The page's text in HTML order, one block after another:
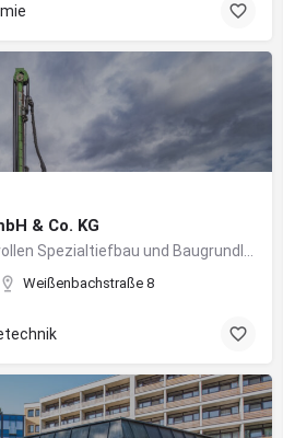
& Co. KG
Weißenbachstraße 8